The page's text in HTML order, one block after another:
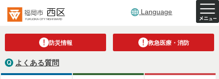
Language
防災情報 救急医療・消防
よくある質問